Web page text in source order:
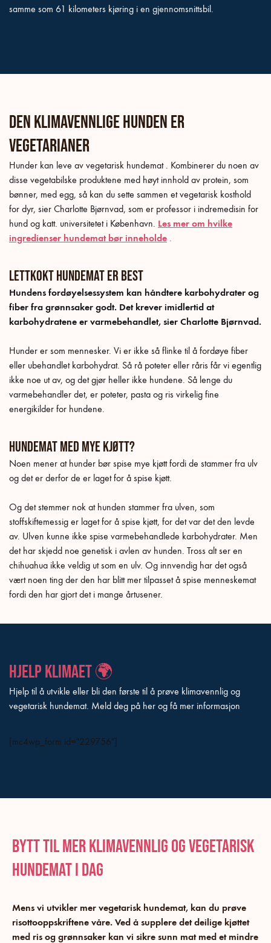
samme som 61 kilometers kjøring i en gjennomsnittsbil.
Den klimavennlige hunden er
vegetarianer
Hunder kan leve av vegetarisk hundemat. Kombinerer du noen av
disse vegetabilske produktene med høyt innhold av protein, som
bønner, med egg, så kan du sette sammen et vegetarisk kosthold
for dyr, sier Charlotte Bjørnvad, som er professor i indremedisin for
hund og katt. universitetet i København. Les mer om hvilke
ingredienser hundemat bør inneholde
Lettkokt hundemat er best
Hundens fordøyelsessystem kan håndtere karbohydrater og
fiber fra grønnsaker godt. Det krever imidlertid at
karbohydratene er varmebehandlet, sier Charlotte Bjørnvad.
Hunder er som mennesker. Vi er ikke så flinke til å fordøye fiber
eller ubehandlet karbohydrat. Så rå poteter eller råris får vi egentlig
ikke noe ut av, og det gjør heller ikke hundene. Så lenge du
varmebehandler det, er poteter, pasta og ris virkelig fine
energikilder for hundene.
Hundemat med mye kjøtt?
Noen mener at hunder bør spise mye kjøtt fordi de stammer fra ulv
og det er derfor de er laget for å spise kjøtt.
Og det stemmer nok at hunden stammer fra ulven, som
stoffskiftemessig er laget for å spise kjøtt, for det var det den levde
av. Ulven kunne ikke spise varmebehandlede karbohydrater. Men
det har skjedd noe genetisk i avlen av hunden. Tross alt ser en
chihuahua ikke veldig ut som en ulv. Og innvendig har det også
vært noen ting der den har blitt mer tilpasset å spise menneskemat
fordi den har gjort det i mange årtusener.
Hjelp klimaet 🌍
Hjelp til å utvikle eller bli den første til å prøve klimavennlig og
vegetarisk hundemat. Meld deg på her og få mer informasjon
[mc4wp_form id="229756"]
Bytt til mer klimavennlig og vegetarisk
hundemat i dag
Mens vi utvikler mer vegetarisk hundemat, kan du prøve
risottooppskriftene våre. Ved å supplere det deilige kjøttet
med ris og grønnsaker kan vi sikre sunn mat med et mindre